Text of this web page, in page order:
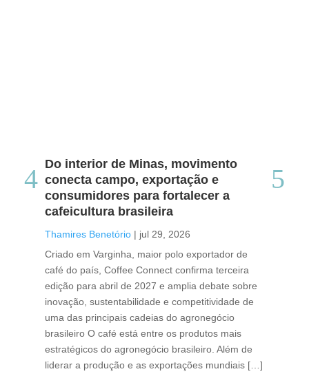
Do interior de Minas, movimento
conecta campo, exportação e
consumidores para fortalecer a
cafeicultura brasileira
Thamires Benetório | jul 29, 2026
Criado em Varginha, maior polo exportador de
café do país, Coffee Connect confirma terceira
edição para abril de 2027 e amplia debate sobre
inovação, sustentabilidade e competitividade de
uma das principais cadeias do agronegócio
brasileiro O café está entre os produtos mais
estratégicos do agronegócio brasileiro. Além de
liderar a produção e as exportações mundiais […]